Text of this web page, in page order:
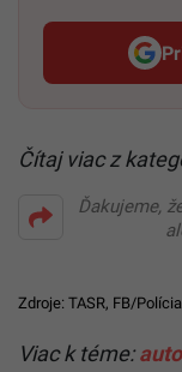
Čítaj viac z
Ďakujeme,
Zdroje: TASR, FB/
Viac k téme: